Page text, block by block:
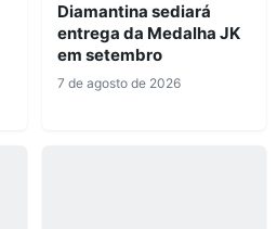
Diamantina sediará
entrega da Medalha JK
em setembro
7 de agosto de 2026